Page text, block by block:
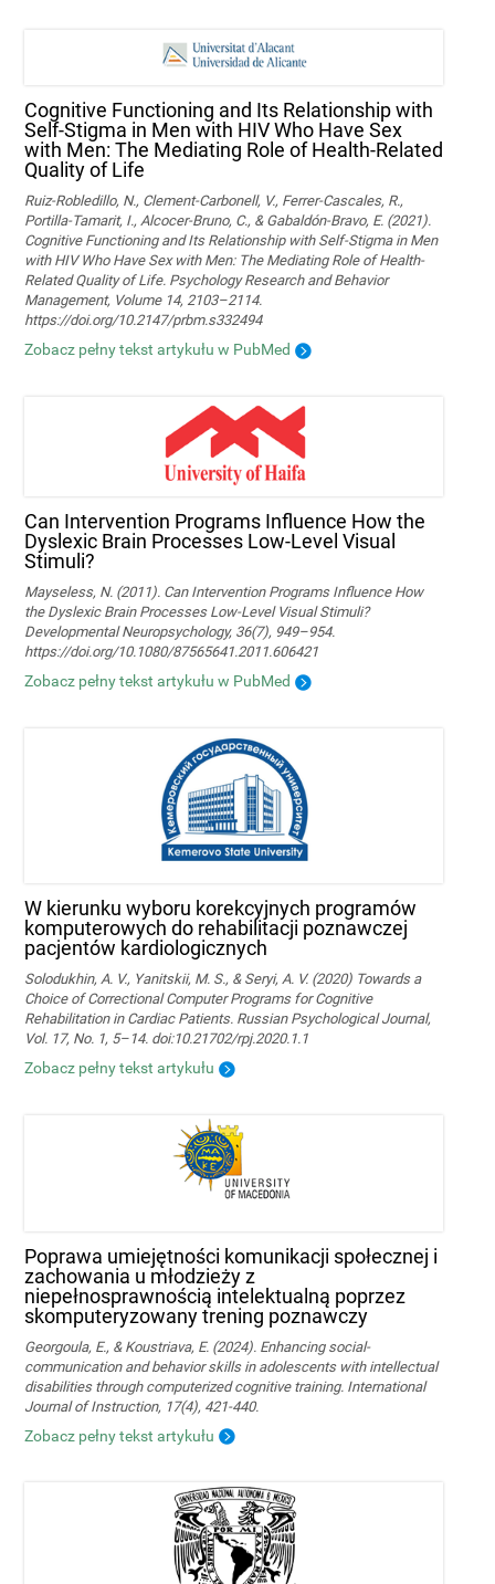
Cognitive Functioning and Its Relationship with
Self-Stigma in Men with HIV Who Have Sex
with Men: The Mediating Role of Health-Related
Quality of Life
Ruiz-Robledillo, N., Clement-Carbonell, V., Ferrer-Cascales, R.,
Portilla-Tamarit, I., Alcocer-Bruno, C., & Gabaldón-Bravo, E. (2021).
Cognitive Functioning and Its Relationship with Self-Stigma in Men
with HIV Who Have Sex with Men: The Mediating Role of Health-
Related Quality of Life. Psychology Research and Behavior
Management, Volume 14, 2103–2114.
https://doi.org/10.2147/prbm.s332494
Zobacz pełny tekst artykułu w PubMed
Can Intervention Programs Influence How the
Dyslexic Brain Processes Low-Level Visual
Stimuli?
Mayseless, N. (2011). Can Intervention Programs Influence How
the Dyslexic Brain Processes Low-Level Visual Stimuli?
Developmental Neuropsychology, 36(7), 949–954.
https://doi.org/10.1080/87565641.2011.606421
Zobacz pełny tekst artykułu w PubMed
W kierunku wyboru korekcyjnych programów
komputerowych do rehabilitacji poznawczej
pacjentów kardiologicznych
Solodukhin, A. V., Yanitskii, M. S., & Seryi, A. V. (2020) Towards a
Choice of Correctional Computer Programs for Cognitive
Rehabilitation in Cardiac Patients. Russian Psychological Journal,
Vol. 17, No. 1, 5–14. doi:10.21702/rpj.2020.1.1
Zobacz pełny tekst artykułu
Poprawa umiejętności komunikacji społecznej i
zachowania u młodzieży z
niepełnosprawnością intelektualną poprzez
skomputeryzowany trening poznawczy
Georgoula, E., & Koustriava, E. (2024). Enhancing social-
communication and behavior skills in adolescents with intellectual
disabilities through computerized cognitive training. International
Journal of Instruction, 17(4), 421-440.
Zobacz pełny tekst artykułu